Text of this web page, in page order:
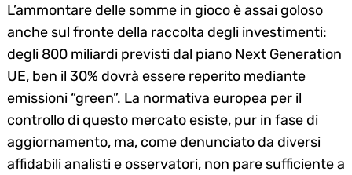
L’ammontare delle somme in gioco è assai goloso
anche sul fronte della raccolta degli investimenti:
degli 800 miliardi previsti dal piano Next Generation
UE, ben il 30% dovrà essere reperito mediante
emissioni “green”. La normativa europea per il
controllo di questo mercato esiste, pur in fase di
aggiornamento, ma, come denunciato da diversi
affidabili analisti e osservatori, non pare sufficiente a